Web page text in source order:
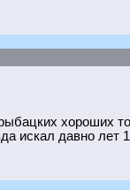
хороших
искал давно лет